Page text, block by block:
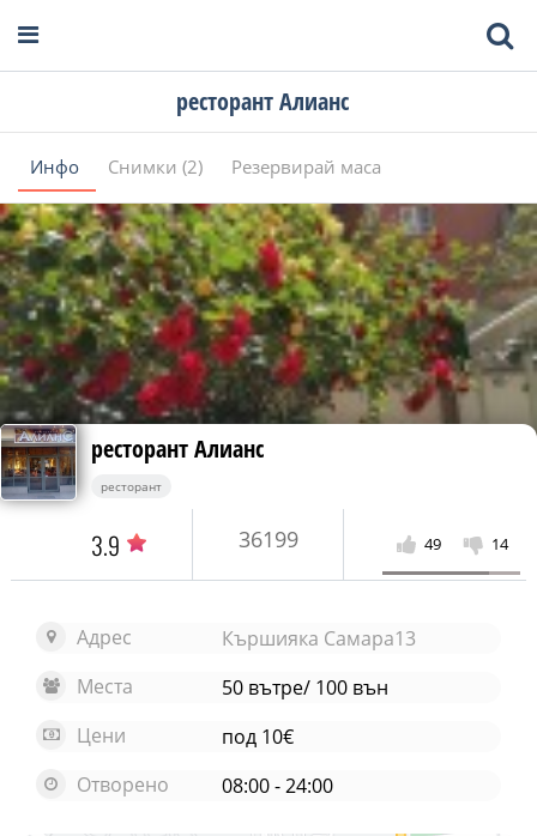
ресторант Алианс
Инфо Снимки (2) Резервирай маса
ресторант Алианс
ресторант
3.9 36199 49 14
Адрес
Кършияка Самара13
Места
50 вътре/ 100 вън
Цени
под 10€
Отворено
08:00 - 24:00